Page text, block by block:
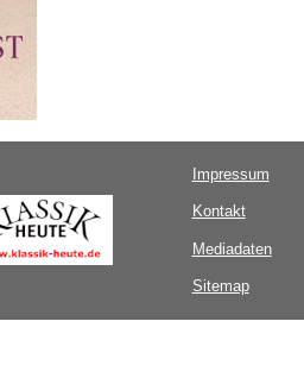
Impressum
Kontakt
Mediadaten
Sitemap